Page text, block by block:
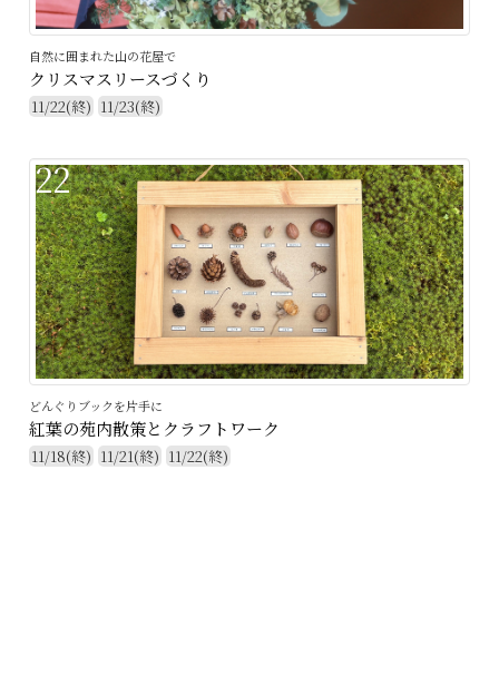
自然に囲まれた山の花屋で
クリスマスリースづくり
11/22(終) 11/23(終)
22
どんぐりブックを片手に
紅葉の苑内散策とクラフトワーク
11/18(終) 11/21(終) 11/22(終)